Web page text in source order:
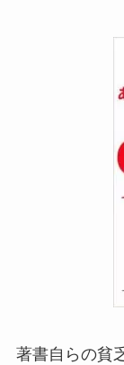
著書自らの貧